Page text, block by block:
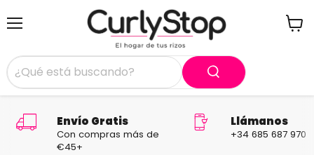
Envío Gratis
Con compras más de
€45+
Llámanos
+34 685 687 970